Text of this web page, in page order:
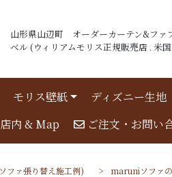
山形県山辺町 オーダーカーテン&フ
ベル (ウィリアムモリス正規販売店 .
モリス壁紙 ディズニー生地
店内 & Map ご注文・お問い
ファ張り替え施工例) > maruniソファ